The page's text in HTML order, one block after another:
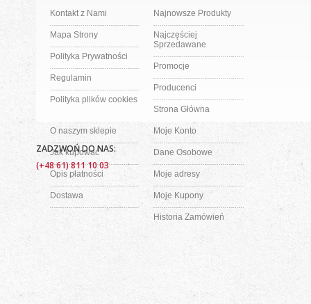
Kontakt z Nami
Mapa Strony
Polityka Prywatności
Regulamin
Polityka plików cookies
Najnowsze Produkty
Najczęściej
Sprzedawane
Promocje
Producenci
Strona Główna
O naszym sklepie
Jak kupować
Opis płatności
Dostawa
Moje Konto
Dane Osobowe
Moje adresy
Moje Kupony
Historia Zamówień
ZADZWOŃ DO NAS:
(+48 61) 811 10 03